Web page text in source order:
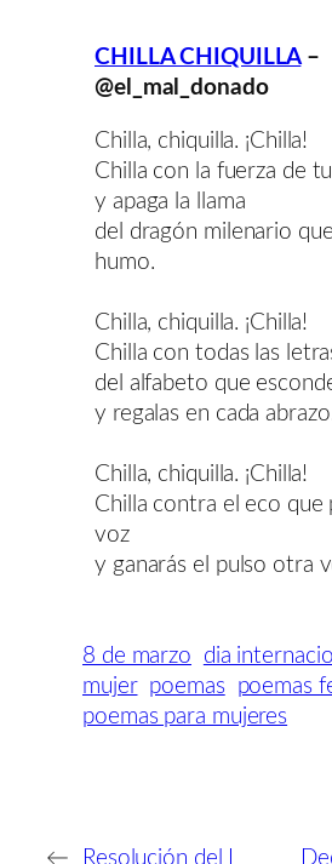
CHILLA CHIQUILLA–
@el_mal_donado
Chilla, chiquilla. ¡Chilla!
Chilla con la fuerza de
y apaga la llama
del dragón milenario
humo.
Chilla, chiquilla. ¡Chilla!
Chilla con todas las
del alfabeto que
y regalas en cada
Chilla, chiquilla. ¡Chilla!
Chilla contra el eco que
voz
y ganarás el pulso otra
8 de marzo
dia
mujer poemas
poemas
poemas para mujeres
← Resolución del I